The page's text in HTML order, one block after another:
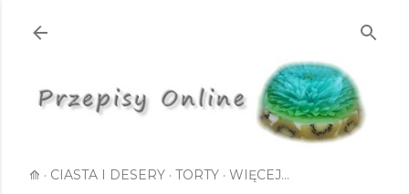
⟰ CIASTA I DESERY TORTY WIĘCEJ…